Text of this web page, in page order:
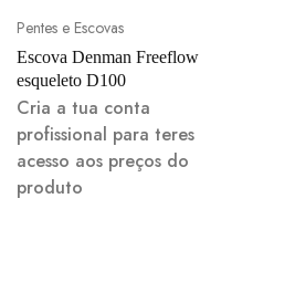
Pentes e Escovas
Escova Denman Freeflow
esqueleto D100
Cria a tua conta
profissional para teres
acesso aos preços do
produto